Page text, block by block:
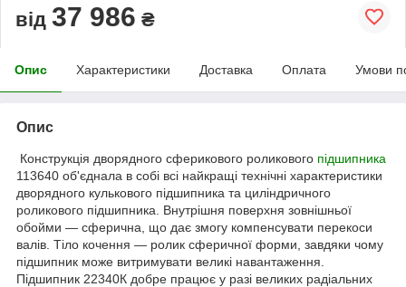
від 37 986 ₴
Опис Характеристики Доставка Оплата Умови
Опис
Конструкція дворядного сферикового роликового підшипника
113640 об'єднала в собі всі найкращі технічні характеристики
дворядного кулькового підшипника та циліндричного
роликового підшипника. Внутрішня поверхня зовнішньої
обойми — сферична, що дає змогу компенсувати перекоси
валів. Тіло кочення — ролик сферичної форми, завдяки чому
підшипник може витримувати великі навантаження.
Підшипник 22340К добре працює у разі великих радіальних